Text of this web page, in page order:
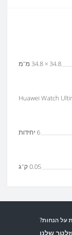
34.8 × 34.8 מ"מ
Huawei Watch
6 יחידות
0.05 ק"ג
על הנחות?
שלנו